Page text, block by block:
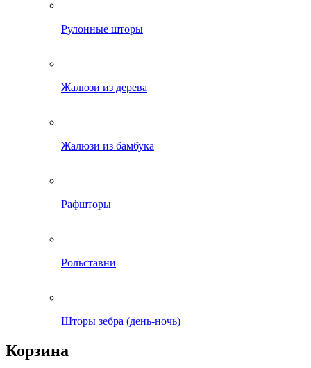
Рулонные шторы
Жалюзи из дерева
Жалюзи из бамбука
Рафшторы
Рольставни
Шторы зебра (день-ночь)
Корзина